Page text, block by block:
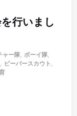
行いまし
ャー隊, ボーイ隊,
, ビーバースカウト,